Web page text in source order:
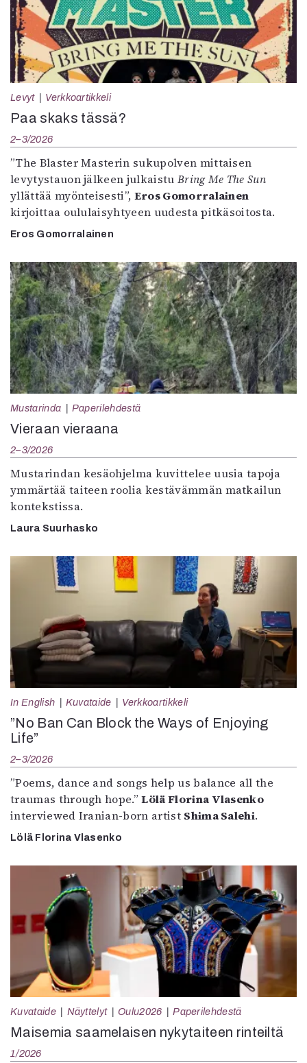
Levyt Verkkoartikkeli
Paa skaks tässä?
2–3/2026
”The Blaster Masterin sukupolven mittaisen
levytystauon jälkeen julkaistu Bring Me The Sun
yllättää myönteisesti”, Eros Gomorralainen
kirjoittaa oululaisyhtyeen uudesta pitkäsoitosta.
Eros Gomorralainen
Mustarinda Paperilehdestä
Vieraan vieraana
2–3/2026
Mustarindan kesäohjelma kuvittelee uusia tapoja
ymmärtää taiteen roolia kestävämmän matkailun
kontekstissa.
Laura Suurhasko
In English Kuvataide Verkkoartikkeli
”No Ban Can Block the Ways of Enjoying
Life”
2–3/2026
”Poems, dance and songs help us balance all the
traumas through hope.”Lölä Florina Vlasenko
interviewed Iranian-born artist Shima Salehi.
Lölä Florina Vlasenko
Kuvataide Näyttelyt Oulu2026 Paperilehdestä
Maisemia saamelaisen nykytaiteen rinteiltä
1/2026